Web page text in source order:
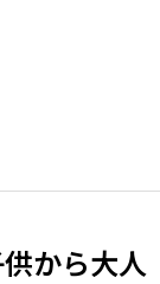
から大人